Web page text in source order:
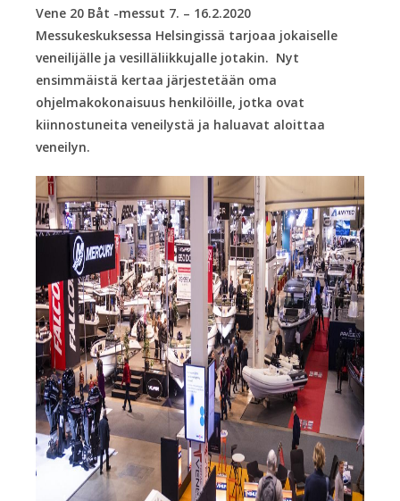
Vene 20 Båt -messut 7. – 16.2.2020
Messukeskuksessa Helsingissä tarjoaa jokaiselle
veneilijälle ja vesilläliikkujalle jotakin. Nyt
ensimmäistä kertaa järjestetään oma
ohjelmakokonaisuus henkilöille, jotka ovat
kiinnostuneita veneilystä ja haluavat aloittaa
veneilyn.